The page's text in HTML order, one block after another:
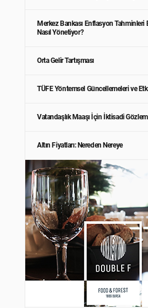
Merkez Bankası Enflasyon Tahminleri
Nasıl Yönetiyor?
Orta Gelir Tartışması
TÜFE Yöntemsel Güncellemeleri ve
Vatandaşlık Maaşı İçin İktisadi
Altın Fiyatları: Nereden Nereye